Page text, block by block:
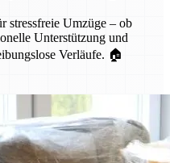
stressfreie Umzüge – ob
Unterstützung und
Verläufe. 🏠